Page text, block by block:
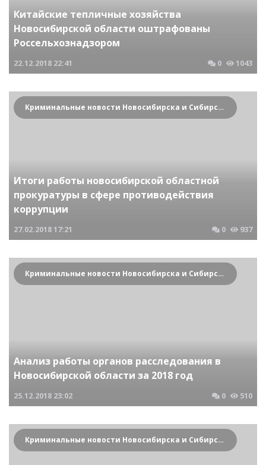
Китайские тепличные хозяйства
Новосибирской области оштрафованы
Россельхознадзором
22.12.2018 22:41 0 1043
Криминальные новости Новосибирска и Сибирского региона
Итоги работы новосибирской областной
прокуратуры в сфере противодействия
коррупции
27.02.201817:21 0 937
Криминальные новости Новосибирска и Сибирского региона
Анализ работы органов расследования в
Новосибирской области за 2018 год
25.12.2018 23:02 0 510
Криминальные новости Новосибирска и Сибирского региона